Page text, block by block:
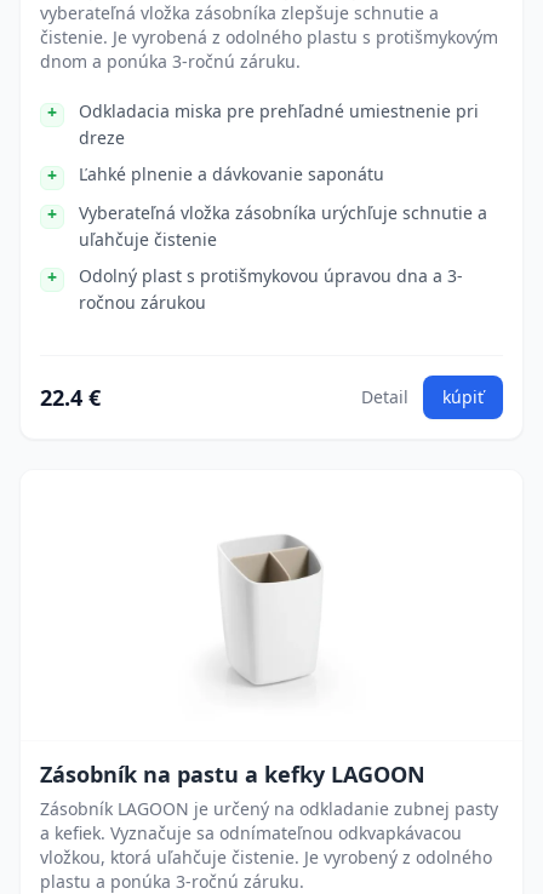
vyberateľná vložka zásobníka zlepšuje schnutie a
čistenie. Je vyrobená z odolného plastu s protišmykovým
dnom a ponúka 3-ročnú záruku.
Odkladacia miska pre prehľadné umiestnenie pri
dreze
Ľahké plnenie a dávkovanie saponátu
Vyberateľná vložka zásobníka urýchľuje schnutie a
uľahčuje čistenie
Odolný plast s protišmykovou úpravou dna a 3-
ročnou zárukou
22.4 € Detail kúpiť
Zásobník na pastu a kefky LAGOON
Zásobník LAGOON je určený na odkladanie zubnej pasty
a kefiek. Vyznačuje sa odnímateľnou odkvapkávacou
vložkou, ktorá uľahčuje čistenie. Je vyrobený z odolného
plastu a ponúka 3-ročnú záruku.